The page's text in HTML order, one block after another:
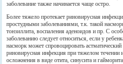
заболевание также начинается чаще остро.
Более тяжело протекает риновирусная
простудными заболеваниями, т.к. такой
тонзиллита, воспаления аденоидов и пр. С
заболеванию следует относиться, если у
насморк может спровоцировать
риновирусная инфекция при тяжелом течении
осложнения в виде отита, синусита и